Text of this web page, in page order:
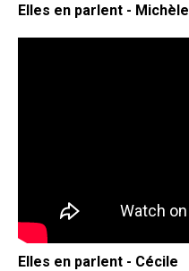
Elles en parlent - Michèle
Elles en parlent - Cécile